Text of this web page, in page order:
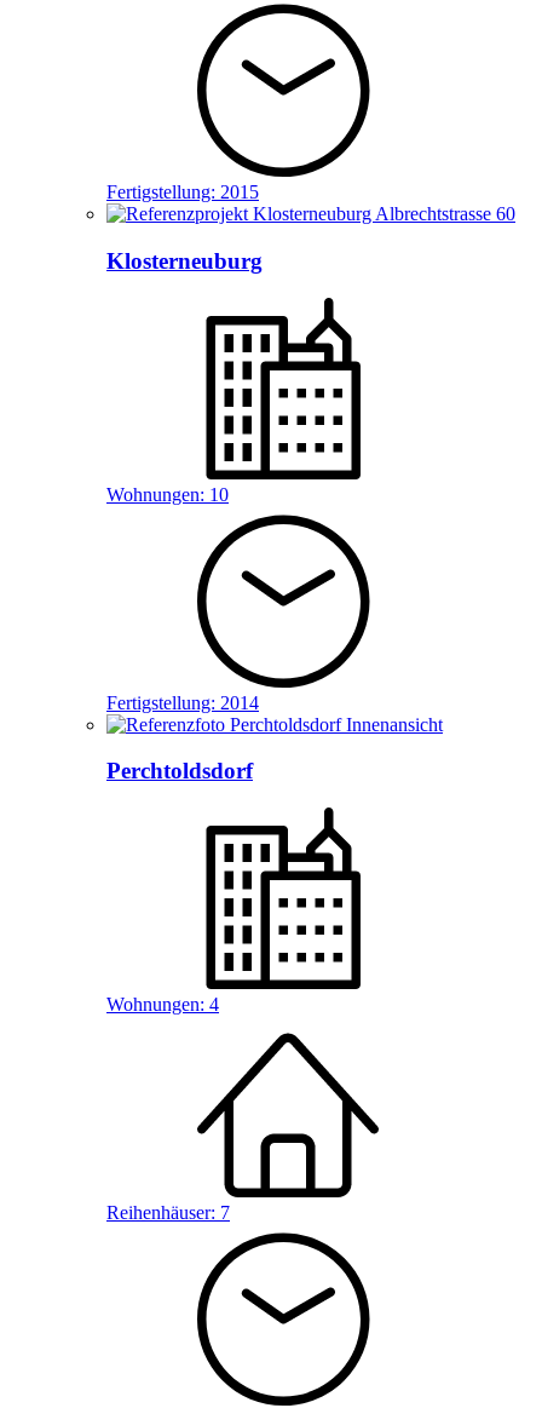
Fertigstellung: 2015
Klosterneuburg
Wohnungen: 10
Fertigstellung: 2014
Perchtoldsdorf
Wohnungen: 4
Reihenhäuser: 7